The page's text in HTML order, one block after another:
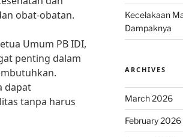
obat-obatan.
Umum PB IDI,
penting dalam
dapat
tanpa harus
Kecelakaan
Dampaknya
ARCHIVES
March 2026
February 2026